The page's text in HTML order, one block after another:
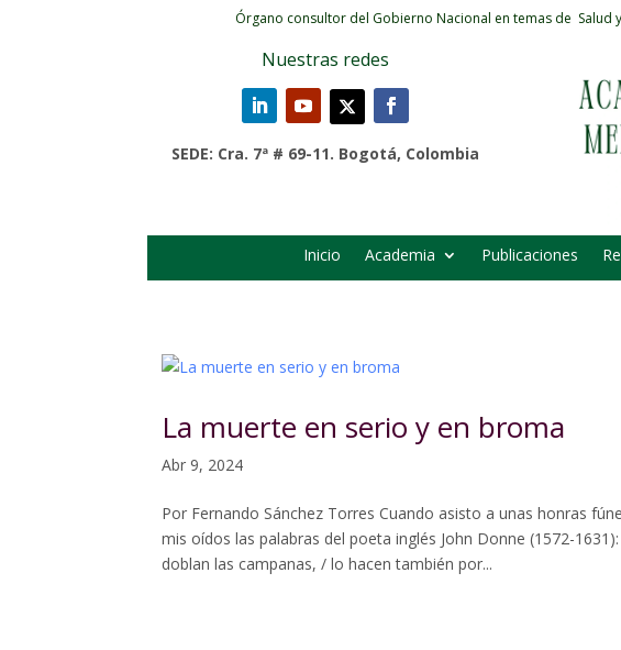
Órgano consultor del Gobierno Nacional en temas de Salud
Nuestras redes
SEDE: Cra. 7ª # 69-11. Bogotá, Colombia
Inicio Academia Publicaciones
La muerte en serio y en broma
Abr 9, 2024
Por Fernando Sánchez Torres Cuando asisto a unas honras
mis oídos las palabras del poeta inglés John Donne (1572-
doblan las campanas, / lo hacen también por...